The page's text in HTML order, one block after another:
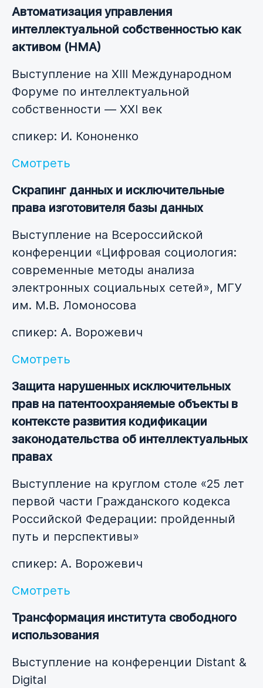
Автоматизация управления
интеллектуальной собственностью как
активом (НМА)
Выступление на XIII Международном
Форуме по интеллектуальной
собственности — XXI век
спикер: И. Кононенко
Смотреть
Скрапинг данных и исключительные
права изготовителя базы данных
Выступление на Всероссийской
конференции «Цифровая социология:
современные методы анализа
электронных социальных сетей», МГУ
им. М.В. Ломоносова
спикер: А. Ворожевич
Смотреть
Защита нарушенных исключительных
прав на патентоохраняемые объекты в
контексте развития кодификации
законодательства об интеллектуальных
правах
Выступление на круглом столе «25 лет
первой части Гражданского кодекса
Российской Федерации: пройденный
путь и перспективы»
спикер: А. Ворожевич
Смотреть
Трансформация института свободного
использования
Выступление на конференции Distant &
Digital